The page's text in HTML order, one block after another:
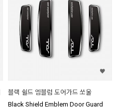
블랙 쉴드 엠블럼 도어가드 쏘울
Black Shield Emblem Door Guard